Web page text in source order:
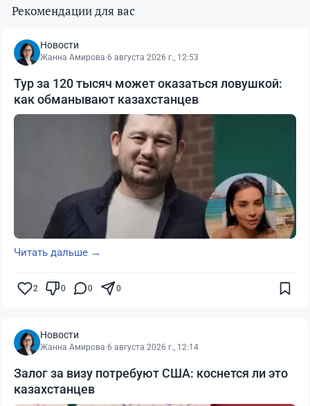
Рекомендации для вас
Новости
Жанна Амирова·6 августа 2026 г., 12:53
Тур за 120 тысяч может оказаться ловушкой:
как обманывают казахстанцев
Читать дальше →
2 0 0 0
Новости
Жанна Амирова·6 августа 2026 г., 12:14
Залог за визу потребуют США: коснется ли это
казахстанцев